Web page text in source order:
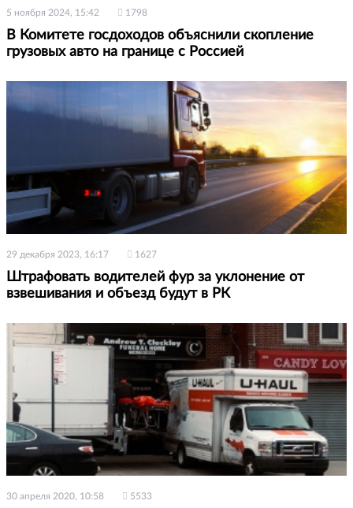
5 ноября 2024, 15:42 1798
В Комитете госдоходов объяснили скопление
грузовых авто на границе с Россией
29 декабря 2023, 16:17 1627
Штрафовать водителей фур за уклонение от
взвешивания и объезд будут в РК
30 апреля 2020, 10:58 5533